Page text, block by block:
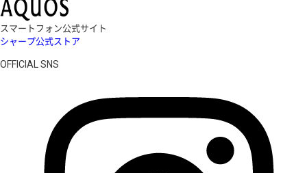
スマートフォン公式サイト
シャープ公式ストア
OFFICIAL SNS